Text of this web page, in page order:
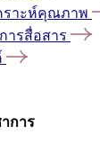
ราะห์คุณภาพ
ารสื่อสาร
การ